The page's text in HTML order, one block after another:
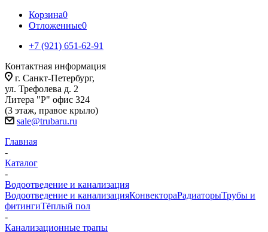
Корзина0
Отложенные0
+7 (921) 651-62-91
Контактная информация
г. Санкт-Петербург,
ул. Трефолева д. 2
Литера "Р" офис 324
(3 этаж, правое крыло)
sale@trubaru.ru
Главная
-
Каталог
-
Водоотведение и канализация
Водоотведение и канализацияКонвектораРадиаторыТрубы и
фитингиТёплый пол
-
Канализационные трапы